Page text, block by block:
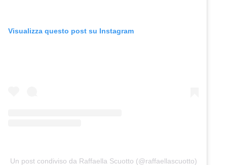
Visualizza questo post su Instagram
Un post condiviso da Raffaella Scuotto (@raffaellascuotto)